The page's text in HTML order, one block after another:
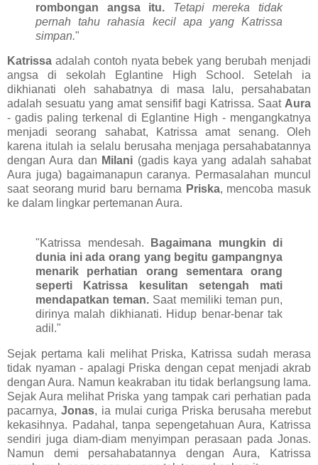
rombongan angsa itu. Tetapi mereka tidak
pernah tahu rahasia kecil apa yang Katrissa
simpan."
Katrissa adalah contoh nyata bebek yang berubah menjadi
angsa di sekolah Eglantine High School. Setelah ia
dikhianati oleh sahabatnya di masa lalu, persahabatan
adalah sesuatu yang amat sensifif bagi Katrissa. Saat Aura
- gadis paling terkenal di Eglantine High - mengangkatnya
menjadi seorang sahabat, Katrissa amat senang. Oleh
karena itulah ia selalu berusaha menjaga persahabatannya
dengan Aura dan Milani (gadis kaya yang adalah sahabat
Aura juga) bagaimanapun caranya. Permasalahan muncul
saat seorang murid baru bernama Priska, mencoba masuk
ke dalam lingkar pertemanan Aura.
"Katrissa mendesah.
Bagaimana mungkin di
dunia ini ada orang yang begitu gampangnya
menarik perhatian orang sementara orang
seperti Katrissa kesulitan setengah mati
mendapatkan teman. Saat memiliki teman pun,
dirinya malah dikhianati. Hidup benar-benar tak
adil."
Sejak pertama kali melihat Priska, Katrissa sudah merasa
tidak nyaman - apalagi Priska dengan cepat menjadi akrab
dengan Aura. Namun keakraban itu tidak berlangsung lama.
Sejak Aura melihat Priska yang tampak cari perhatian pada
pacarnya, Jonas, ia mulai curiga Priska berusaha merebut
kekasihnya. Padahal, tanpa sepengetahuan Aura, Katrissa
sendiri juga diam-diam menyimpan perasaan pada Jonas.
Namun demi persahabatannya dengan Aura, Katrissa